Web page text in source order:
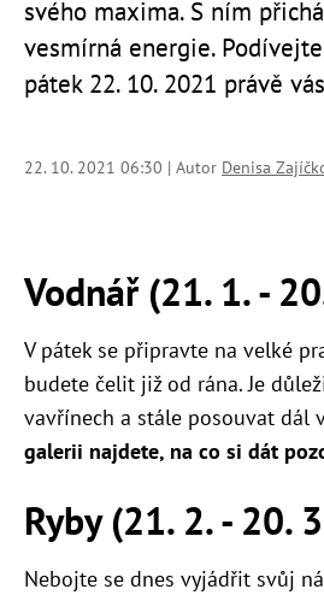
svého maxima. S ním
vesmírná energie.
pátek 22. 10. 2021 právě
22. 10. 2021 06:30 | Autor Denisa
Vodnář (21. 1. -
V pátek se připravte na velké
budete čelit již od rána. Je
vavřínech a stále posouvat dál
galerii najdete, na co si dát
Ryby (21. 2. - 20.
Nebojte se dnes vyjádřit svůj